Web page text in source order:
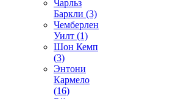
Чарльз
Баркли (3)
Чемберлен
Уилт (1)
Шон Кемп
(3)
Энтони
Кармело
(16)